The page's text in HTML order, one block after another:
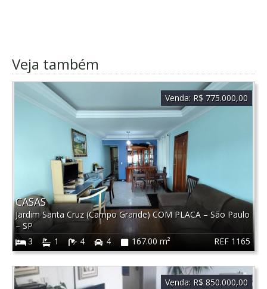
Veja também
REF 1165
CASAS
Jardim Santa Cruz (Campo Grande) COM PLACA – São Paulo
– SP
3
1 4 4 167.00 m²
Venda: R$ 775.000,00
Venda: R$ 850.000,00